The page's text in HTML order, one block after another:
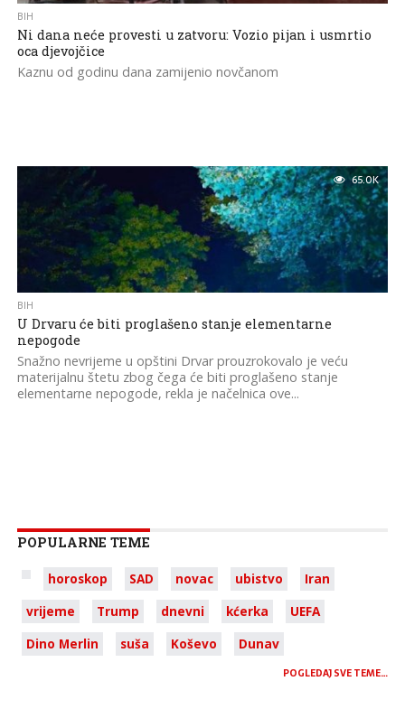
BIH
Ni dana neće provesti u zatvoru: Vozio pijan i usmrtio
oca djevojčice
Kaznu od godinu dana zamijenio novčanom
65.0K
BIH
U Drvaru će biti proglašeno stanje elementarne
nepogode
Snažno nevrijeme u opštini Drvar prouzrokovalo je veću
materijalnu štetu zbog čega će biti proglašeno stanje
elementarne nepogode, rekla je načelnica ove...
POPULARNE TEME
horoskop SAD novac ubistvo
Iran
vrijeme
Trump dnevni kćerka
UEFA
Dino Merlin
suša Koševo Dunav
POGLEDAJ SVE TEME…